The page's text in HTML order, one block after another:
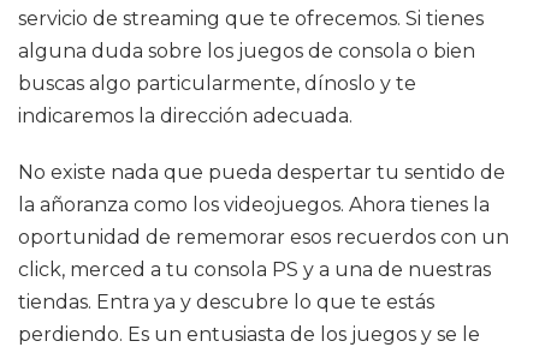
servicio de streaming que te ofrecemos. Si tienes
alguna duda sobre los juegos de consola o bien
buscas algo particularmente, dínoslo y te
indicaremos la dirección adecuada.
No existe nada que pueda despertar tu sentido de
la añoranza como los videojuegos. Ahora tienes la
oportunidad de rememorar esos recuerdos con un
click, merced a tu consola PS y a una de nuestras
tiendas. Entra ya y descubre lo que te estás
perdiendo. Es un entusiasta de los juegos y se le